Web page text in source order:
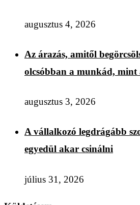
augusztus 4, 2026
Az árazás, amitől
olcsóbban a munkád, mint
augusztus 3, 2026
A vállalkozó legdrágább
egyedül akar csinálni
július 31, 2026